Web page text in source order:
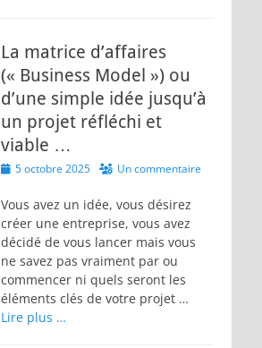
La matrice d’affaires
(« Business Model »​) ou
d’une simple idée jusqu’à
un projet réfléchi et
viable …
Posted
5 octobre 2025 Un commentaire
Vous avez un idée, vous désirez
créer une entreprise, vous avez
décidé de vous lancer mais vous
ne savez pas vraiment par ou
commencer ni quels seront les
éléments clés de votre projet …
Lire plus …